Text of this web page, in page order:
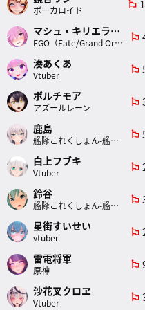
ボーカロイド
emoji_flags
マシュ・キリエライト
FGO（Fate/Grand Order）
emoji_flags
湊あくあ
Vtuber
emoji_flags
ボルチモア
アズールレーン
emoji_flags
鹿島
艦隊これくしょん-艦これ-
emoji_flags
白上フブキ
Vtuber
emoji_flags
鈴谷
艦隊これくしょん-艦これ-
emoji_flags
星街すいせい
vtuber
emoji_flags
雷電将軍
原神
emoji_flags
沙花叉クロヱ
Vtuber
emoji_flags